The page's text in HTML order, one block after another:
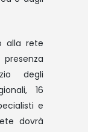
alla rete
degli
16
e
dovrà